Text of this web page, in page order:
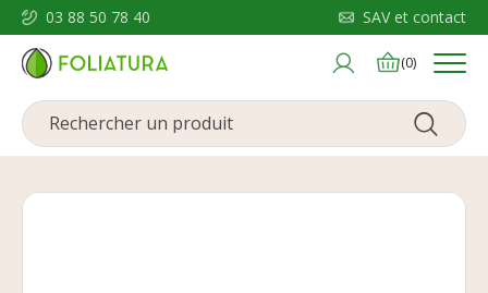
03 88 50 78 40 SAV et contact
(0) Menu